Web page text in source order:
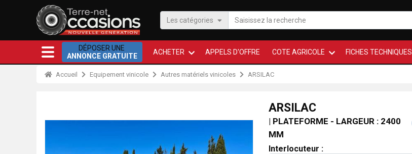
Les catégories
DÉPOSER UNE
ANNONCE GRATUITE
ACHETER APPELS D'OFFRE COTE AGRICOLE FICHES TECHNIQUES
Accueil Equipement vinicole Autres matériels vinicoles ARSILAC
ARSILAC
| PLATEFORME - LARGEUR : 2400
MM
Interlocuteur :